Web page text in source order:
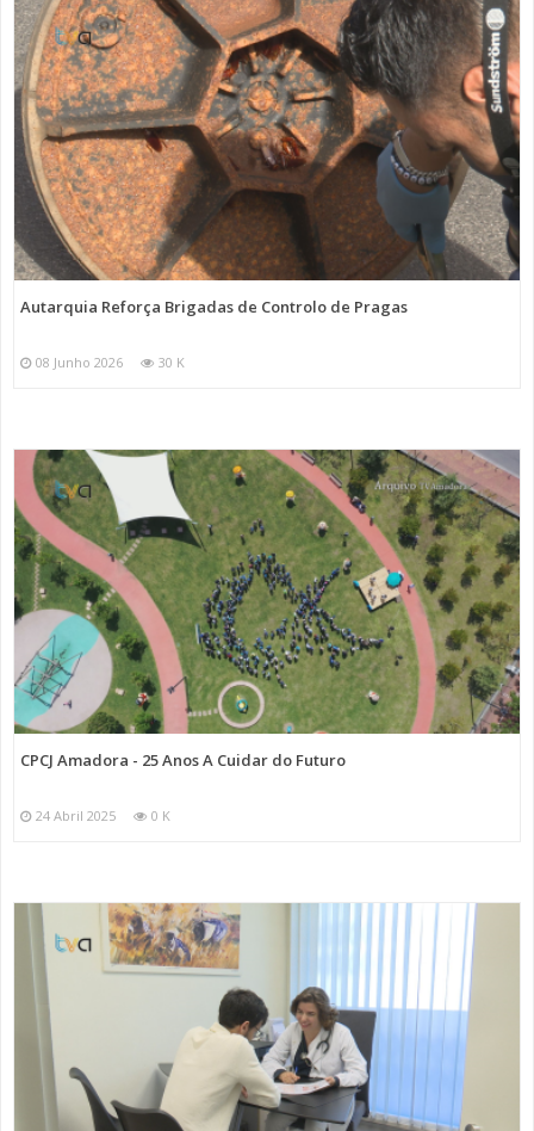
Autarquia Reforça Brigadas de Controlo de Pragas
08 Junho 2026 30 K
CPCJ Amadora - 25 Anos A Cuidar do Futuro
24 Abril 2025 0 K